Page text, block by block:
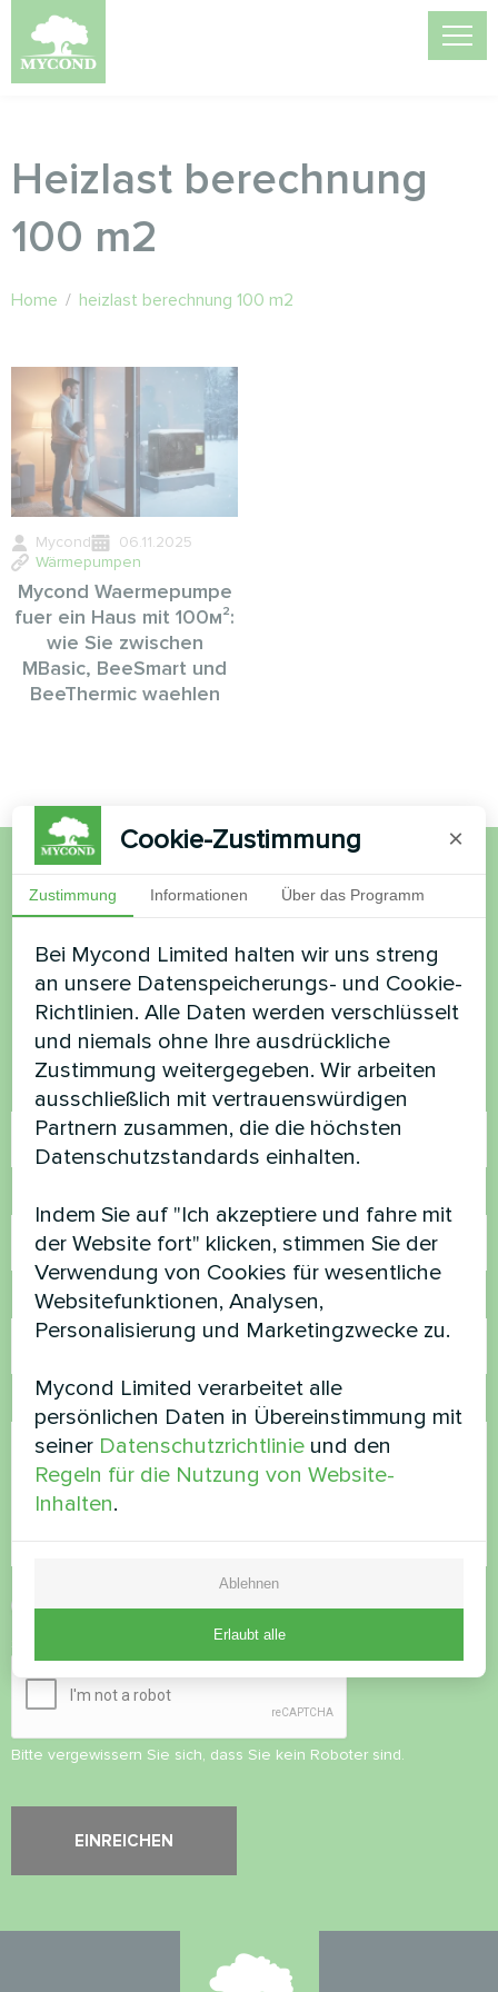
Heizlast berechnung
100 m2
Home / heizlast berechnung 100 m2
Mycond
06.11.2025
Wärmepumpen
Mycond Waermepumpe
fuer ein Haus mit 100м²:
wie Sie zwischen
MBasic, BeeSmart und
BeeThermic waehlen
Möchten Sie kaufen oder
haben Sie Fragen?
Kontaktieren Sie uns und wir werden Ihnen
helfen
Name
E-Mail
Kommentar
Datenschutzbestimmungenakzeptieren
Bitte vergewissern Sie sich, dass Sie kein Roboter sind.
Cookie-Zustimmung ×
Zustimmung Informationen Über das Programm
Bei Mycond Limited halten wir uns streng
an unsere Datenspeicherungs- und Cookie-
Richtlinien. Alle Daten werden verschlüsselt
und niemals ohne Ihre ausdrückliche
Zustimmung weitergegeben. Wir arbeiten
ausschließlich mit vertrauenswürdigen
Partnern zusammen, die die höchsten
Datenschutzstandards einhalten.
Indem Sie auf "Ich akzeptiere und fahre mit
der Website fort" klicken, stimmen Sie der
Verwendung von Cookies für wesentliche
Websitefunktionen, Analysen,
Personalisierung und Marketingzwecke zu.
Mycond Limited verarbeitet alle
persönlichen Daten in Übereinstimmung mit
seiner Datenschutzrichtlinie und den
Regeln für die Nutzung von Website-
Inhalten.
Ablehnen
Erlaubt alle